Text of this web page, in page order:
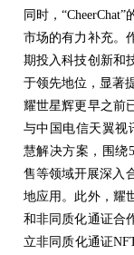
同时，“CheerChat”
市场的有力补充。
期投入科技创新和
于领先地位，显著
耀世星辉更早之前
与中国电信天翼视
慧解决方案，围绕
售等领域开展深入
地应用。此外，耀
和非同质化通证合
立非同质化通证